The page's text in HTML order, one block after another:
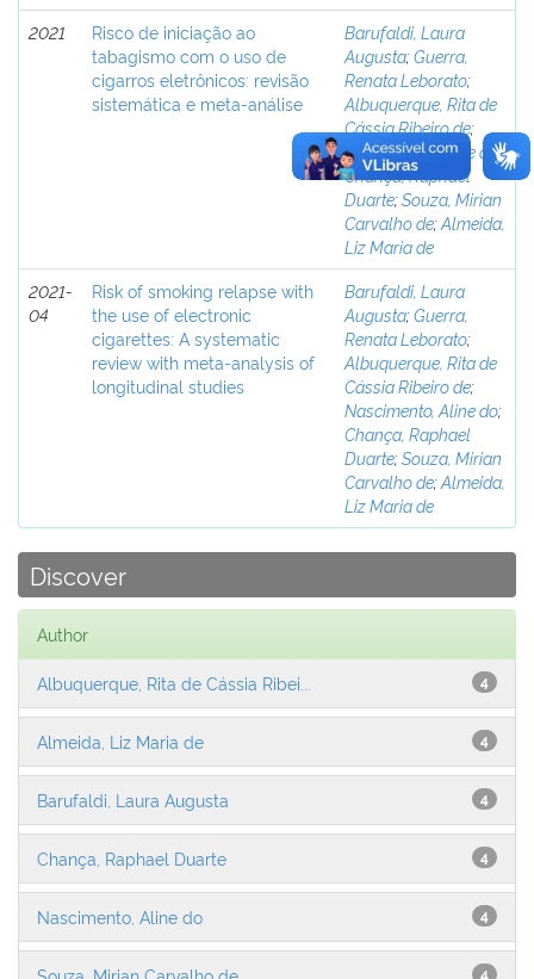
2021
Risco de iniciação ao
tabagismo com o uso de
cigarros eletrônicos: revisão
sistemática e meta-análise
Barufaldi, Laura
Augusta;Guerra,
Renata Leborato;
Albuquerque, Rita de
Cássia Ribeiro de;
Nascimento, Aline do;
Chança, Raphael
Duarte;Souza, Mirian
Carvalho de;Almeida,
Liz Maria de
2021-
04
Risk of smoking relapse with
the use of electronic
cigarettes: A systematic
review with meta-analysis of
longitudinal studies
Barufaldi, Laura
Augusta;Guerra,
Renata Leborato;
Albuquerque, Rita de
Cássia Ribeiro de;
Nascimento, Aline do;
Chança, Raphael
Duarte;Souza, Mirian
Carvalho de;Almeida,
Liz Maria de
Discover
Author
4
Albuquerque, Rita de Cássia Ribei...
4
Almeida, Liz Maria de
4
Barufaldi, Laura Augusta
4
Chança, Raphael Duarte
4
Nascimento, Aline do
4